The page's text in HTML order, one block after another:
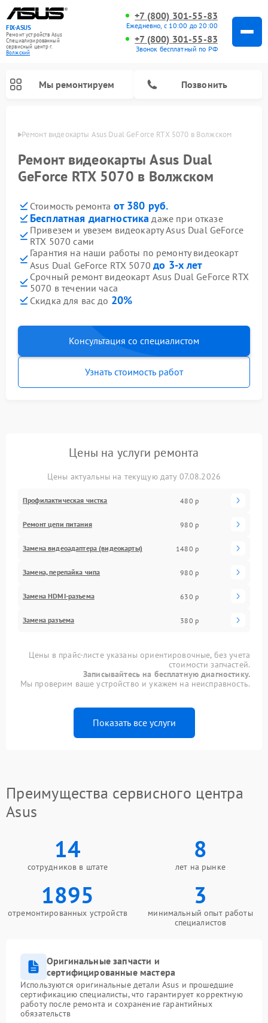
FIX-ASUS
Ремонт устройств Asus
Специализированный
cервисный центр г.
Волжский
+7 (800) 301-55-83
Ежедневно, с 10:00 до 20:00
+7 (800) 301-55-83
Звонок бесплатный по РФ
Мы ремонтируем Позвонить
Ремонт видеокарты Asus Dual GeForce RTX 5070 в Волжском
Ремонт видеокарты Asus Dual
GeForce RTX 5070 в Волжском
Стоимость ремонта от 380 руб.
Бесплатная диагностика даже при отказе
Привезем и увезем видеокарту Asus Dual GeForce
RTX 5070 сами
Гарантия на наши работы по ремонту видеокарт
Asus Dual GeForce RTX 5070до 3-х лет
Срочный ремонт видеокарт Asus Dual GeForce RTX
5070 в течении часа
Скидка для вас до 20%
Консультация со специалистом
Узнать стоимость работ
Цены на услуги ремонта
Цены актуальны на текущую дату 07.08.2026
Профилактическая чистка 480 р
Ремонт цепи питания 980 р
Замена видеоадаптера (видеокарты) 1480 р
Замена, перепайка чипа 980 р
Замена HDMI-разъема 630 р
Замена разъема 380 р
Цены в прайс-листе указаны ориентировочные, без учета
стоимости запчастей.
Записывайтесь на бесплатную диагностику.
Мы проверим ваше устройство и укажем на неисправность.
Показать все услуги
Преимущества сервисного центра
Asus
14
сотрудников в штате
8
лет на рынке
1895
отремонтированных устройств
3
минимальный опыт работы
специалистов
Оригинальные запчасти и
сертифицированные мастера
Используются оригинальные детали Asus и прошедшие
сертификацию специалисты, что гарантирует корректную
работу после ремонта и сохранение гарантийных
обязательств